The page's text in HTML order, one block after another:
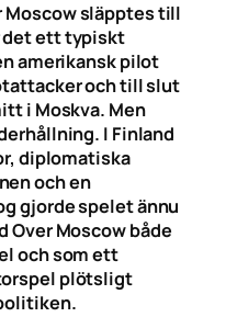
Moscow släpptes till
det ett typiskt
amerikansk pilot
och till slut
i Moskva. Men
I Finland
diplomatiska
och en
gjorde spelet ännu
Over Moscow både
och som ett
plötsligt